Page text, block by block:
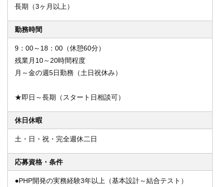
長期（3ヶ月以上）
勤務時間
9：00～18：00（休憩60分）
残業月10～20時間程度
月～金の週5日勤務（土日祝休み）
★即日～長期（スタート日相談可）
休日休暇
土・日・祝・完全週休二日
応募資格・条件
●PHP開発の実務経験3年以上（基本設計～結合テスト）